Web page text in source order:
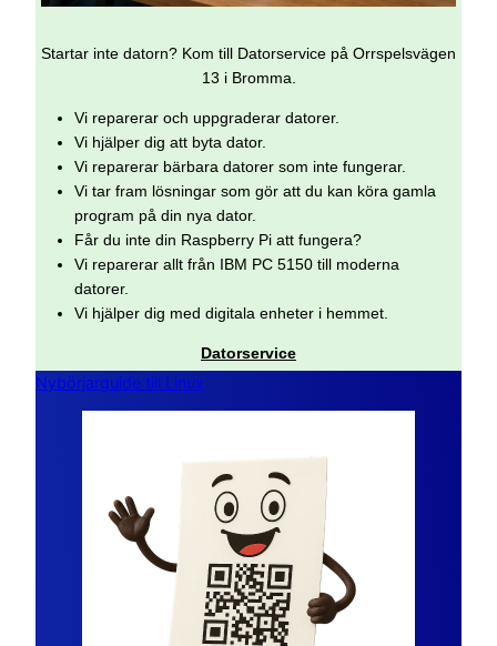
Startar inte datorn? Kom till Datorservice på Orrspelsvägen
13 i Bromma.
Vi reparerar och uppgraderar datorer.
Vi hjälper dig att byta dator.
Vi reparerar bärbara datorer som inte fungerar.
Vi tar fram lösningar som gör att du kan köra gamla
program på din nya dator.
Får du inte din Raspberry Pi att fungera?
Vi reparerar allt från IBM PC 5150 till moderna
datorer.
Vi hjälper dig med digitala enheter i hemmet.
Datorservice
Nybörjarguide till Linux